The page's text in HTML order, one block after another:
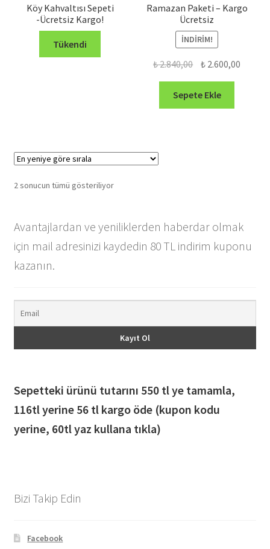
Köy Kahvaltısı Sepeti
-Ücretsiz Kargo!
Tükendi
Ramazan Paketi – Kargo
Ücretsiz
İNDIRIM!
₺2.840,00 Orijinal
fiyat:
₺ 2.840,00.
₺ 2.600,00
Sepete Ekle
2 sonucun tümü gösteriliyorEn
sıralandı
Avantajlardan ve yeniliklerden haberdar olmak
için mail adresinizi kaydedin 80 TL indirim kuponu
kazanın.
Sepetteki ürünü tutarını 550 tl ye tamamla,
116tl yerine 56 tl kargo öde (kupon kodu
yerine, 60tl yaz kullana tıkla)
Bizi Takip Edin
Facebook